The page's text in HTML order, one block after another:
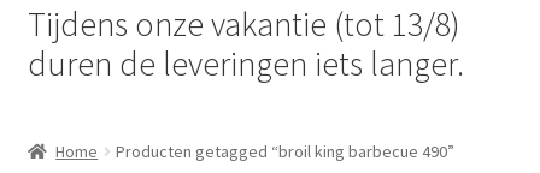
FAQ
Tijdens onze vakantie (tot 13/8)
duren de leveringen iets langer.
Home Producten getagged “broil king barbecue 490”